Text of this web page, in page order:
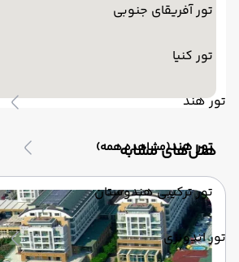
تور آفریقای جنوبی
تور کنیا
تور هند
تور هند(مشاهده همه)
تور ترکیبی هندوستان
تور اندونزی
‌هتل‌های مشابه